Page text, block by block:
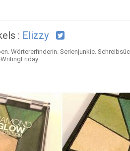
: Elizzy
Wörtererfinderin. Serienjunkie.